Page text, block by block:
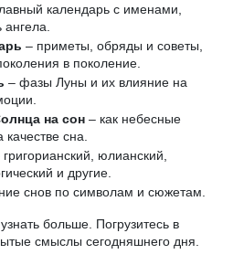
календарь с именами,
– приметы, обряды и советы,
в поколение.
– фазы Луны и их влияние на
на сон – как небесные
сна.
григорианский, юлианский,
и другие.
снов по символам и сюжетам.
больше. Погрузитесь в
смыслы сегодняшнего дня.